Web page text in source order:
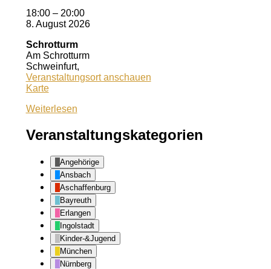
18:00 – 20:00
8. August 2026
Schrotturm
Am Schrotturm
Schweinfurt,
Veranstaltungsort anschauen
KarteSchrotturm
Weiterlesen
Veranstaltungskategorien
Angehörige
Ansbach
Aschaffenburg
Bayreuth
Erlangen
Ingolstadt
Kinder-&Jugend
München
Nürnberg